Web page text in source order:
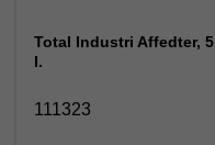
Total Industri Affedter, 5
l.
111323